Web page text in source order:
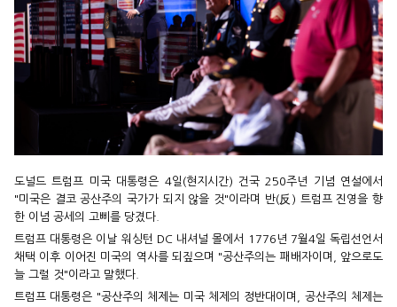
도널드 트럼프 미국 대통령은 4일(현지시간) 건국 250주년 기념 연설에서
"미국은 결코 공산주의 국가가 되지 않을 것"이라며 반(反) 트럼프 진영을 향
한 이념 공세의 고삐를 당겼다.
트럼프 대통령은 이날 워싱턴 DC 내셔널 몰에서 1776년 7월4일 독립선언서
채택 이후 이어진 미국의 역사를 되짚으며 "공산주의는 패배자이며, 앞으로도
늘 그럴 것"이라고 말했다.
트럼프 대통령은 "공산주의 체제는 미국 체제의 정반대이며, 공산주의 체제는